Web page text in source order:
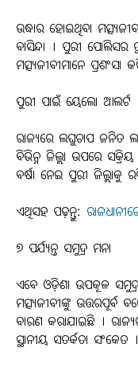
ଉଦ୍ଧାର ହୋଇଥିବା
ବାସିନ୍ଦା । ପୁରୀ ପୋଲିସର
ମତ୍ସ୍ୟଜୀବୀମାନେ ପ୍ରଶଂସା
ପୁରୀ ପାଇଁ ୟେଲୋ ଆଲର୍ଟ
ରାଜ୍ୟରେ ଲଘୁଚାପ ଜନିତ
ବିଭିନ୍ନ ଜିଲ୍ଲା ଉପରେ
ବର୍ଷା ନେଇ ପୁରୀ
ଏଥିସହ ପଢ଼ନ୍ତୁ:
୭ ପର୍ଯ୍ୟନ୍ତ ସମୁଦ୍ର ମନା
ଏବେ ଓଡ଼ିଶା ଉପକୂଳ ସମୁଦ୍ର
ମତ୍ସ୍ୟଜୀବୀଙ୍କୁ
ବାରଣ କରାଯାଇଛି ।
ସ୍ଥାନୀୟ ସତର୍କତା ସଂକେତ ।